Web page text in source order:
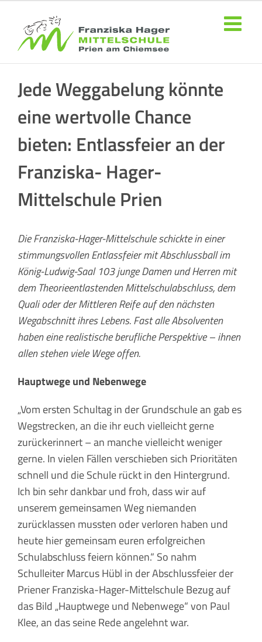
springen
Jede Weggabelung könnte
eine wertvolle Chance
bieten: Entlassfeier an der
Franziska- Hager-
Mittelschule Prien
Die Franziska-Hager-Mittelschule schickte in einer
stimmungsvollen Entlassfeier mit Abschlussball im
König-Ludwig-Saal 103 junge Damen und Herren mit
dem Theorieentlastenden Mittelschulabschluss, dem
Quali oder der Mittleren Reife auf den nächsten
Wegabschnitt ihres Lebens. Fast alle Absolventen
haben eine realistische berufliche Perspektive – ihnen
allen stehen viele Wege offen.
Hauptwege und Nebenwege
„Vom ersten Schultag in der Grundschule an gab es
Wegstrecken, an die ihr euch vielleicht gerne
zurückerinnert – an manche vielleicht weniger
gerne. In vielen Fällen verschieben sich Prioritäten
schnell und die Schule rückt in den Hintergrund.
Ich bin sehr dankbar und froh, dass wir auf
unserem gemeinsamen Weg niemanden
zurücklassen mussten oder verloren haben und
heute hier gemeinsam euren erfolgreichen
Schulabschluss feiern können.“ So nahm
Schulleiter Marcus Hübl in der Abschlussfeier der
Priener Franziska-Hager-Mittelschule Bezug auf
das Bild „Hauptwege und Nebenwege“ von Paul
Klee, an das seine Rede angelehnt war.